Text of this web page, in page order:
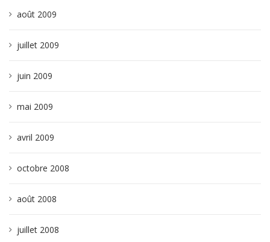
août 2009
juillet 2009
juin 2009
mai 2009
avril 2009
octobre 2008
août 2008
juillet 2008